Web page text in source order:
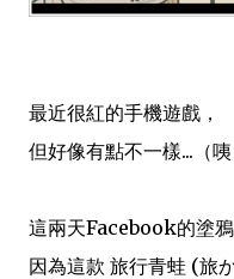
最近很紅的手機遊戲，
但好像有點不一樣...（咦
這兩天Facebook的塗
因為這款 旅行青蛙 (旅